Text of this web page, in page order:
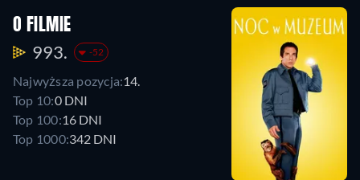
O FILMIE
993. -52
Najwyższa pozycja:14.
Top 10:0 DNI
Top 100:16 DNI
Top 1000:342 DNI